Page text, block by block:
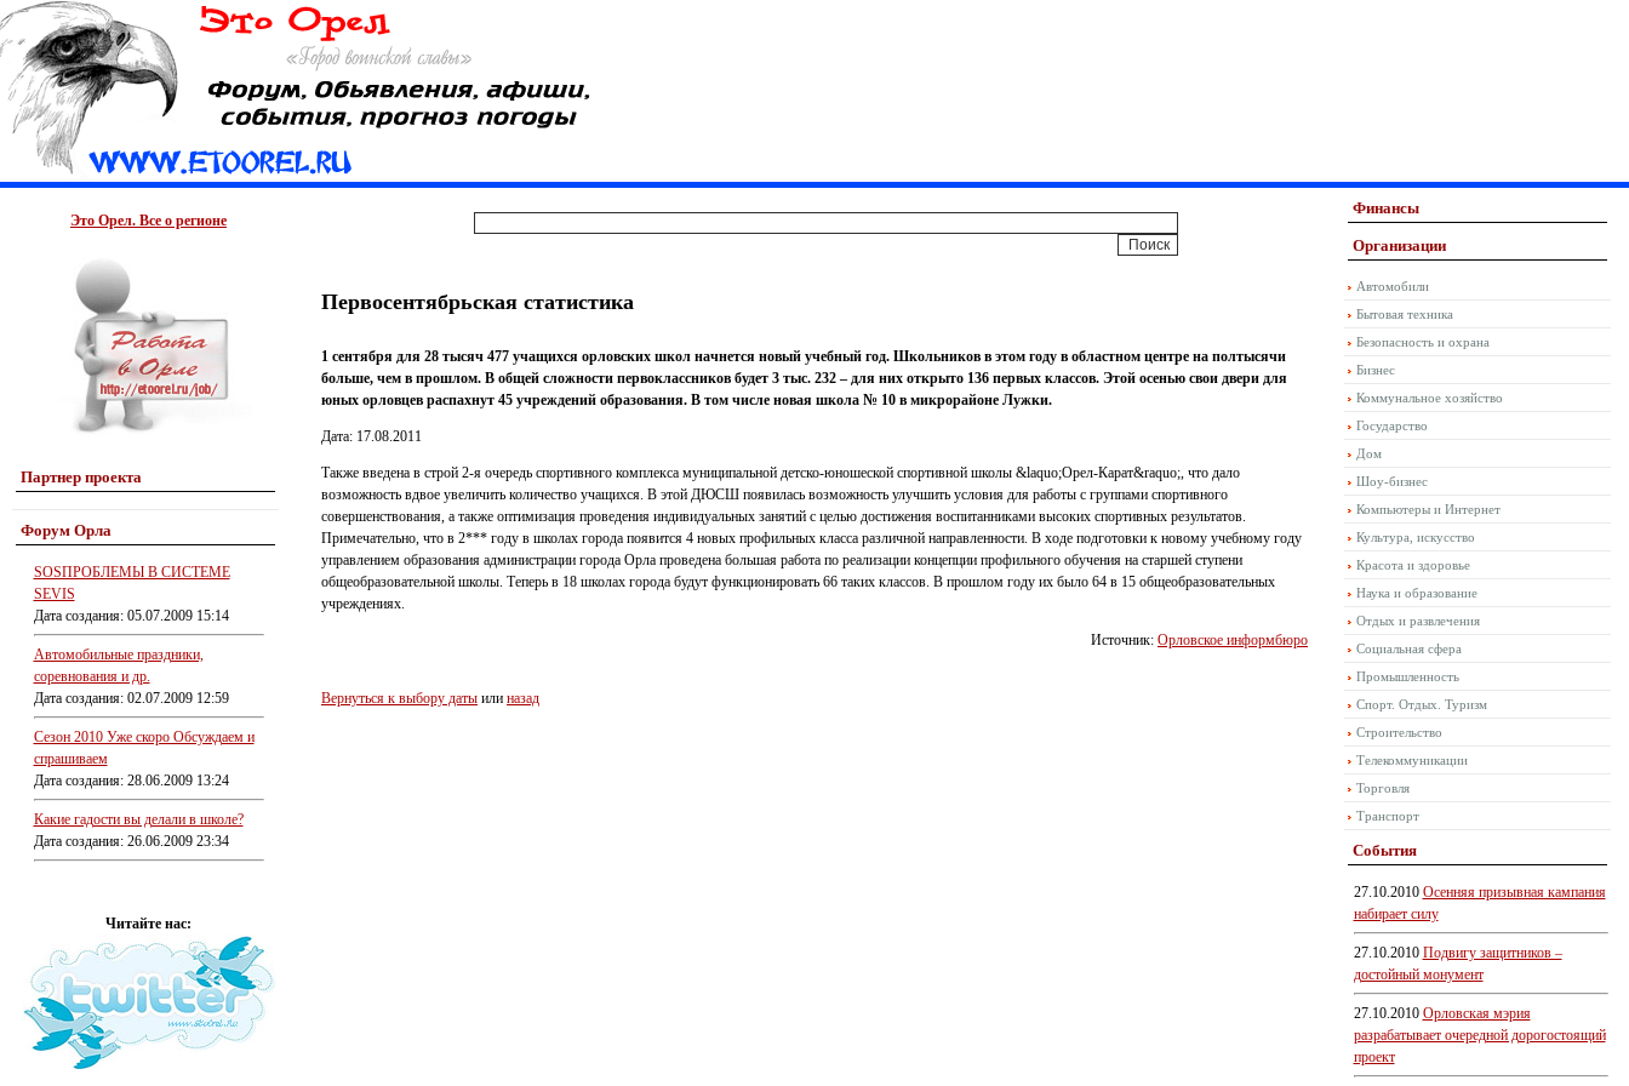
Это Орел. Все о регионе
Партнер проекта
Форум Орла
SOSПРОБЛЕМЫ В СИСТЕМЕ
SEVIS
Дата создания: 05.07.2009 15:14
Автомобильные праздники,
соревнования и др.
Дата создания: 02.07.2009 12:59
Сезон 2010 Уже скоро Обсуждаем и
спрашиваем
Дата создания: 28.06.2009 13:24
Какие гадости вы делали в школе?
Дата создания: 26.06.2009 23:34
Читайте нас:
Первосентябрьская статистика
1 сентября для 28 тысяч 477 учащихся орловских школ начнется новый учебный год. Школьников в этом году в областном центре на полтысячи
больше, чем в прошлом. В общей сложности первоклассников будет 3 тыс. 232 – для них открыто 136 первых классов. Этой осенью свои двери для
юных орловцев распахнут 45 учреждений образования. В том числе новая школа № 10 в микрорайоне Лужки.
Дата: 17.08.2011
Также введена в строй 2-я очередь спортивного комплекса муниципальной детско-юношеской спортивной школы &laquo;Орел-Карат&raquo;, что дало
возможность вдвое увеличить количество учащихся. В этой ДЮСШ появилась возможность улучшить условия для работы с группами спортивного
совершенствования, а также оптимизация проведения индивидуальных занятий с целью достижения воспитанниками высоких спортивных результатов.
Примечательно, что в 2*** году в школах города появится 4 новых профильных класса различной направленности. В ходе подготовки к новому учебному году
управлением образования администрации города Орла проведена большая работа по реализации концепции профильного обучения на старшей ступени
общеобразовательной школы. Теперь в 18 школах города будут функционировать 66 таких классов. В прошлом году их было 64 в 15 общеобразовательных
учреждениях.
Источник: Орловское информбюро
Вернуться к выбору даты или назад
Финансы
Организации
Автомобили
Бытовая техника
Безопасность и охрана
Бизнес
Коммунальное хозяйство
Государство
Дом
Шоу-бизнес
Компьютеры и Интернет
Культура, искусство
Красота и здоровье
Наука и образование
Отдых и развлечения
Социальная сфера
Промышленность
Спорт. Отдых. Туризм
Строительство
Телекоммуникации
Торговля
Транспорт
События
27.10.2010 Осенняя призывная кампания
набирает силу
27.10.2010 Подвигу защитников –
достойный монумент
27.10.2010 Орловская мэрия
разрабатывает очередной дорогостоящий
проект